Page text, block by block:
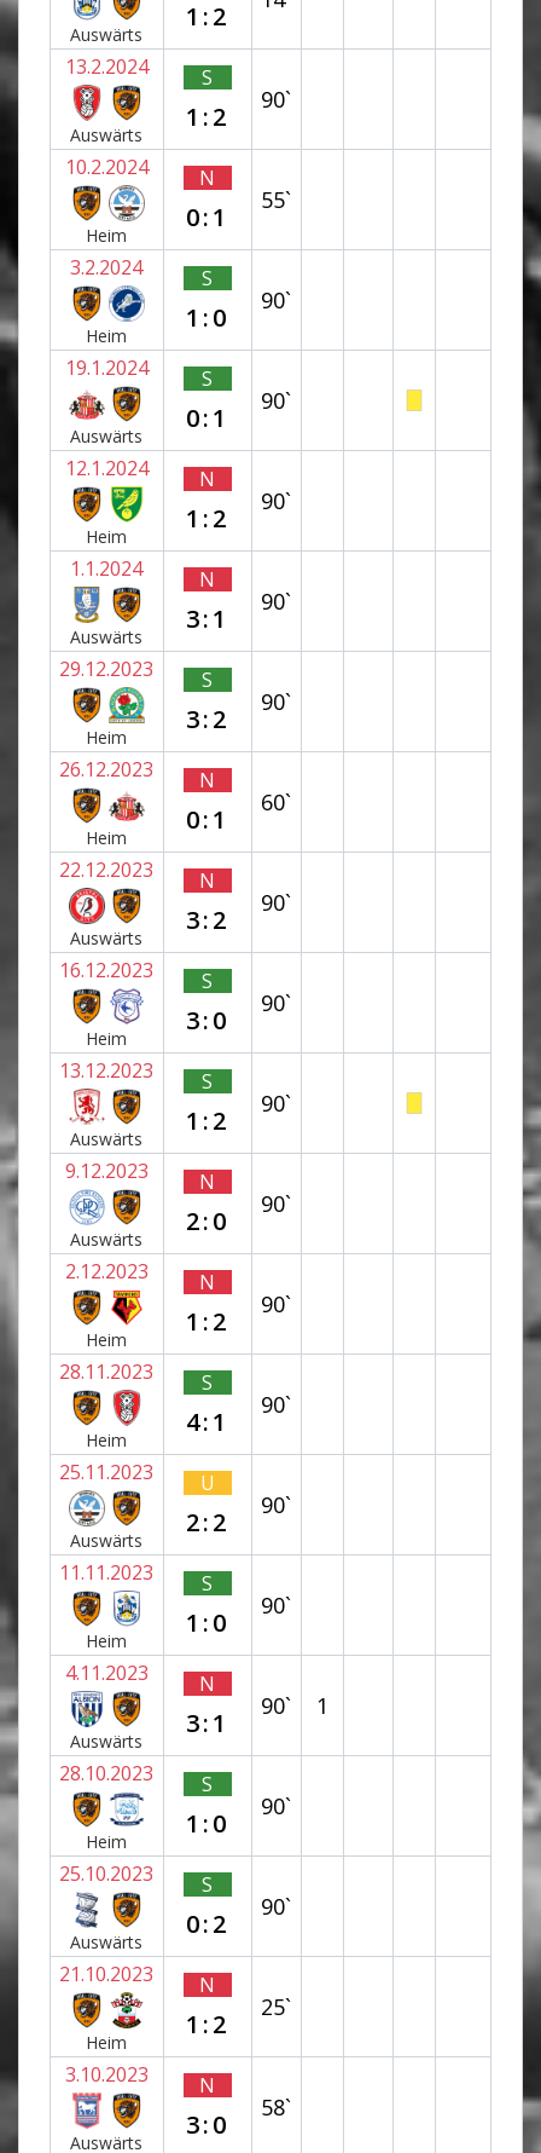
Auswärts
1:2
13.2.2024
Auswärts
S
1:2
90`
10.2.2024
Heim
N
0:1
55`
3.2.2024
Heim
S
1:0
90`
19.1.2024
Auswärts
S
0:1
90`
12.1.2024
Heim
N
1:2
90`
1.1.2024
Auswärts
N
3:1
90`
29.12.2023
Heim
S
3:2
90`
26.12.2023
Heim
N
0:1
60`
22.12.2023
Auswärts
N
3:2
90`
16.12.2023
Heim
S
3:0
90`
13.12.2023
Auswärts
S
1:2
90`
9.12.2023
Auswärts
N
2:0
90`
2.12.2023
Heim
N
1:2
90`
28.11.2023
Heim
S
4:1
90`
25.11.2023
Auswärts
U
2:2
90`
11.11.2023
Heim
S
1:0
90`
4.11.2023
Auswärts
N
3:1
90` 1
28.10.2023
Heim
S
1:0
90`
25.10.2023
Auswärts
S
0:2
90`
21.10.2023
Heim
N
1:2
25`
3.10.2023
Auswärts
N
3:0
58`